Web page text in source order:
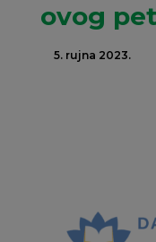
ovog
5. rujna 2023.